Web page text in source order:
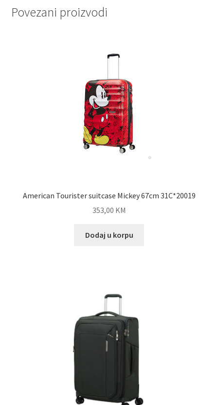
Povezani proizvodi
American Tourister suitcase Mickey 67cm 31C*20019
353,00 KM
Dodaj u korpu